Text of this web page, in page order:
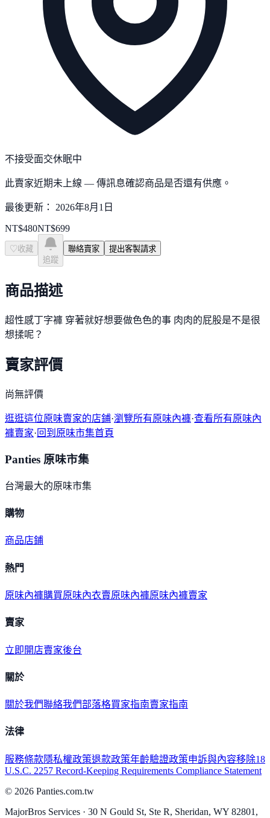
不接受面交休眠中
此賣家近期未上線 — 傳訊息確認商品是否還有供應。
最後更新： 2026年8月1日
NT$480NT$699
♡ 收藏
追蹤
聯絡賣家 提出客製請求
商品描述
超性感丁字褲 穿著就好想要做色色的事 肉肉的屁股是不是很
想揉呢？
賣家評價
尚無評價
逛逛這位原味賣家的店鋪·瀏覽所有原味內褲·查看所有原味內
褲賣家·回到原味市集首頁
Panties 原味市集
台灣最大的原味市集
購物
商品店鋪
熱門
原味內褲購買原味內衣賣原味內褲原味內褲賣家
賣家
立即開店賣家後台
關於
關於我們聯絡我們部落格買家指南賣家指南
法律
服務條款隱私權政策退款政策年齡驗證政策申訴與內容移除18
U.S.C. 2257 Record-Keeping Requirements Compliance Statement
© 2026 Panties.com.tw
MajorBros Services · 30 N Gould St, Ste R, Sheridan, WY 82801,